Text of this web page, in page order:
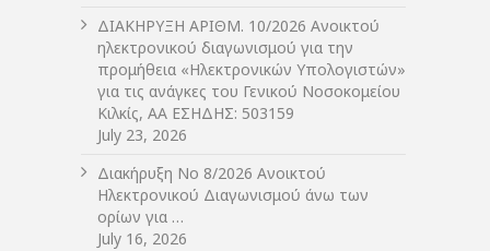
ΔIΑΚΗΡΥΞΗ ΑΡIΘΜ. 10/2026 Ανοικτού
ηλεκτρονικού διαγωνισμού για την
προμήθεια «Ηλεκτρονικών Υπολογιστών»
για τις ανάγκες του Γενικού Νοσοκομείου
Κιλκίς, ΑΑ ΕΣΗΔΗΣ: 503159
July 23, 2026
Διακήρυξη Νο 8/2026 Ανοικτού
Ηλεκτρονικού Διαγωνισμού άνω των
ορίων για …
July 16, 2026